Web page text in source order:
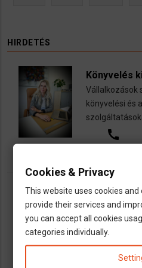
HIRDETÉS
Könyvelés
Vállalkozások
könyvelési és
call
Cookies & Privacy
This website uses cookies
provide their services and
you can accept all cookies
categories individually.